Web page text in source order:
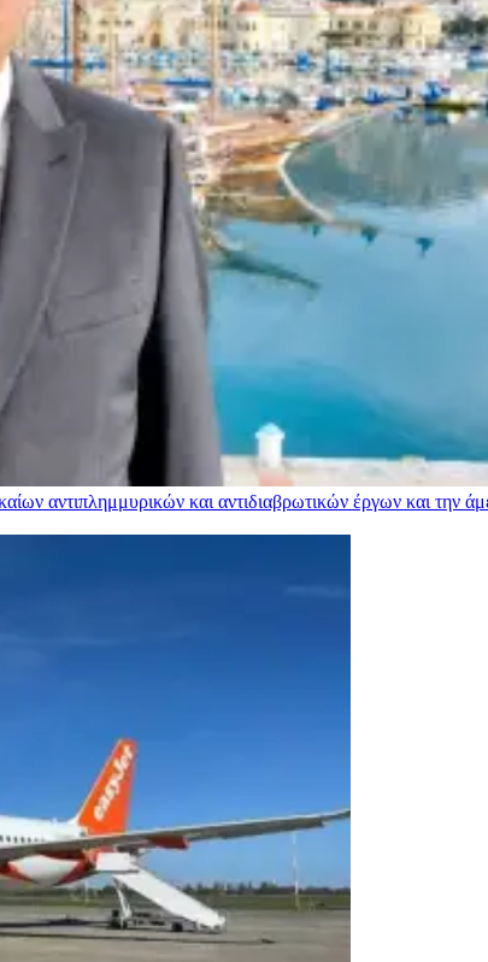
αντιπλημμυρικών και αντιδιαβρωτικών έργων και την